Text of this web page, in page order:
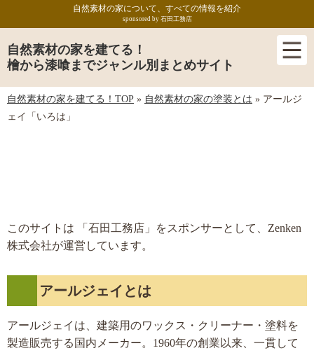
自然素材の家を建てる！
檜から漆喰までジャンル別まとめサイト
自然素材の家について、すべての情報を紹介
sponsored by 石田工務店
自然素材の家を建てる！TOP » 自然素材の家の塗装とは » アールジ
ェイ「いろは」
このサイトは 「石田工務店」をスポンサーとして、Zenken
株式会社が運営しています。
アールジェイとは
アールジェイは、建築用のワックス・クリーナー・塗料を
製造販売する国内メーカー。1960年の創業以来、一貫して